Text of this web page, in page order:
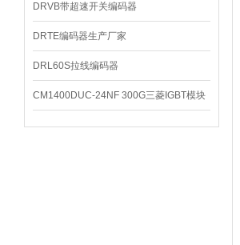
DRVB带超速开关编码器
DRTE编码器生产厂家
DRL60S拉线编码器
CM1400DUC-24NF 300G三菱IGBT模块